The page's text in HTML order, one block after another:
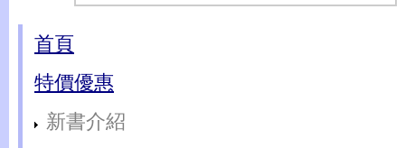
首頁
特價優惠
新書介紹